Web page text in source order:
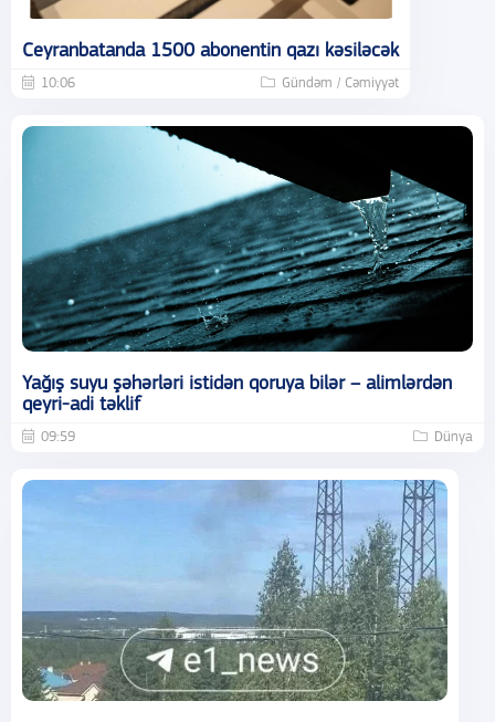
Ceyranbatanda 1500 abonentin qazı kəsiləcək
10:06 Gündəm / Cəmiyyət
Yağış suyu şəhərləri istidən qoruya bilər – alimlərdən
qeyri-adi təklif
09:59 Dünya